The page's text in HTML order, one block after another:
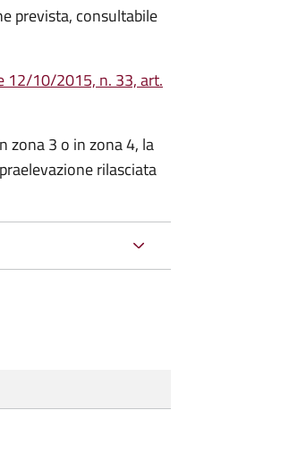
prevista, consultabile
12/10/2015, n. 33, art.
zona 3 o in zona 4, la
rilasciata